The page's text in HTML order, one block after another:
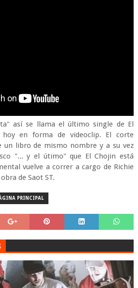
así se llama el último single de El
en forma de videoclip. El corte
un libro de mismo nombre y a su vez
"... y el útimo" que El Chojin está
vuelve a correr a cargo de Richie
de Saot ST.
PRINCIPAL